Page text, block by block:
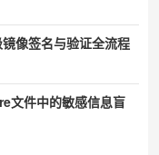
像签名与验证全流程
文件中的敏感信息盲